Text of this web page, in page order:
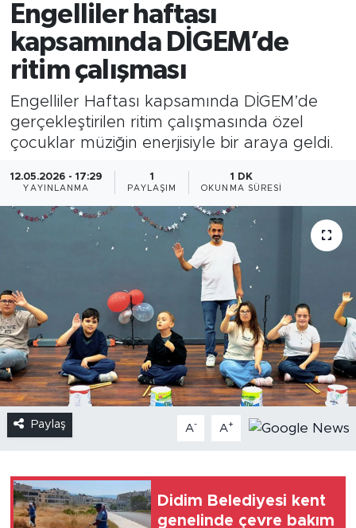
Engelliler haftası
kapsamında DİGEM’de
ritim çalışması
Engelliler Haftası kapsamında DİGEM’de
gerçekleştirilen ritim çalışmasında özel
çocuklar müziğin enerjisiyle bir araya geldi.
12.05.2026 - 17:29
YAYINLANMA
1
PAYLAŞIM
1 DK
OKUNMA SÜRESI
Paylaş A- A+
Didim Belediyesi kent
genelinde çevre bakım